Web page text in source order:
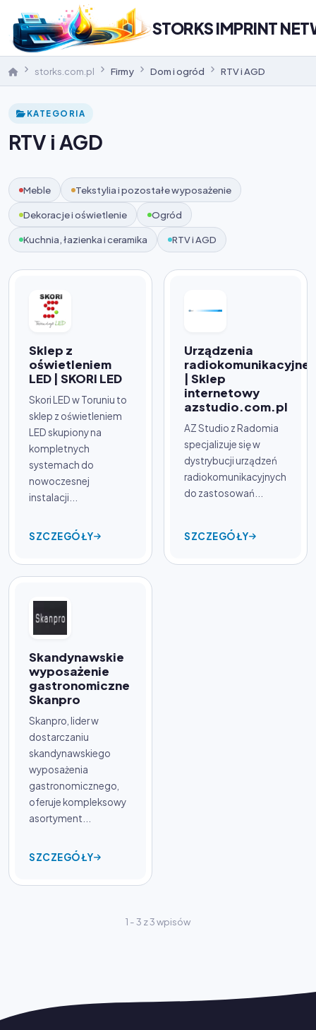
STORKS IMPRINT
storks.com.pl Firmy Dom i ogród RTV i AGD
KATEGORIA
RTV i AGD
Meble Tekstylia i pozostałe wyposażenie
Dekoracje i oświetlenie Ogród
Kuchnia, łazienka i ceramika RTV i AGD
Sklep z
oświetleniem
LED | SKORI LED
Skori LED w Toruniu to
sklep z oświetleniem
LED skupiony na
kompletnych
systemach do
nowoczesnej
instalacji...
SZCZEGÓŁY
Urządzenia
radiokomunikacyjne
| Sklep
internetowy
azstudio.com.pl
AZ Studio z Radomia
specjalizuje się w
dystrybucji urządzeń
radiokomunikacyjnych
do zastosowań...
SZCZEGÓŁY
Skandynawskie
wyposażenie
gastronomiczne
Skanpro
Skanpro, lider w
dostarczaniu
skandynawskiego
wyposażenia
gastronomicznego,
oferuje kompleksowy
asortyment...
SZCZEGÓŁY
1 - 3 z 3 wpisów